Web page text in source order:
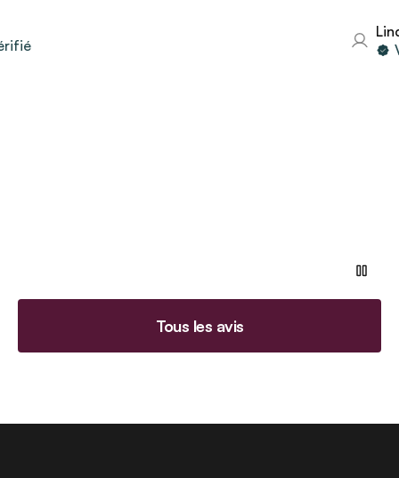
Linda
Tous les avis